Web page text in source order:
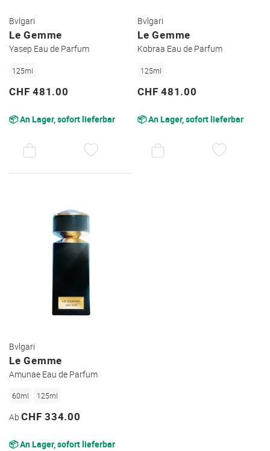
Bvlgari
Le Gemme
Yasep Eau de Parfum
125ml
CHF 481.00
📦 An Lager, sofort lieferbar
Bvlgari
Le Gemme
Kobraa Eau de Parfum
125ml
CHF 481.00
📦 An Lager, sofort lieferbar
Bvlgari
Le Gemme
Amunae Eau de Parfum
60ml 125ml
Ab CHF 334.00
📦 An Lager, sofort lieferbar